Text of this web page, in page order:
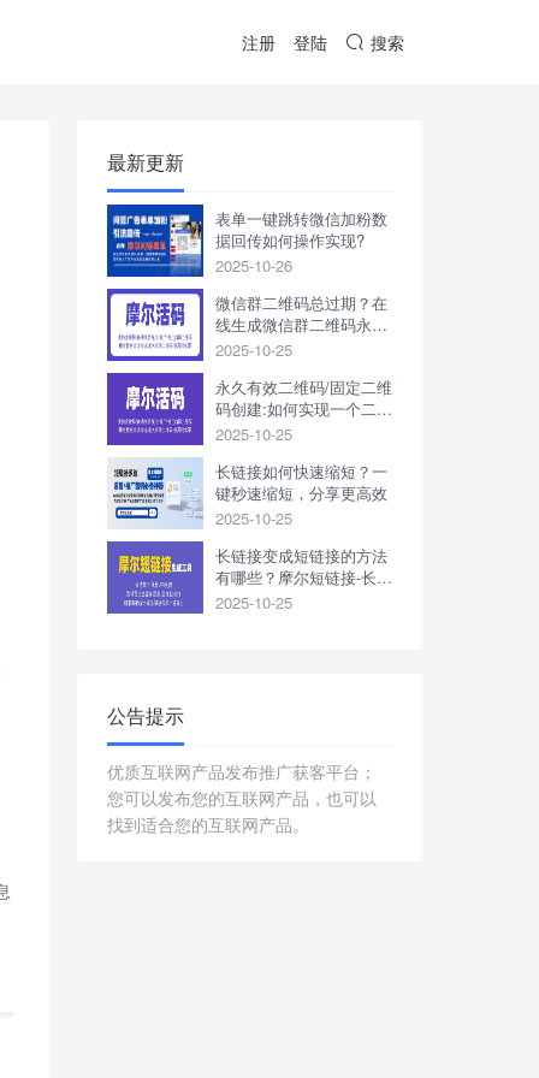
注册 登陆 搜索
最新更新
表单一键跳转微信加粉数
据回传如何操作实现?
2025-10-26
微信群二维码总过期？在
线生成微信群二维码永久
有效
2025-10-25
永久有效二维码/固定二维
码创建:如何实现一个二维
码无限加人与永久有效?
2025-10-25
长链接如何快速缩短？一
键秒速缩短，分享更高效
2025-10-25
长链接变成短链接的方法
有哪些？摩尔短链接-长链
接缩短利器
2025-10-25
公告提示
优质互联网产品发布推广获客平台；
您可以发布您的互联网产品，也可以
找到适合您的互联网产品。